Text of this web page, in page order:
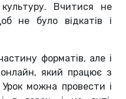
Вчитися не
не було відкатів і
форматів, але і
який працює з
можна провести і